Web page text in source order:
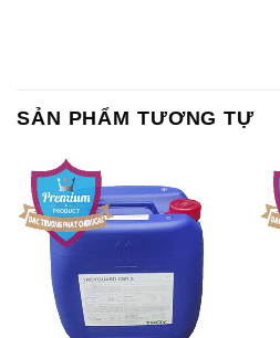
SẢN PHẨM TƯƠNG TỰ